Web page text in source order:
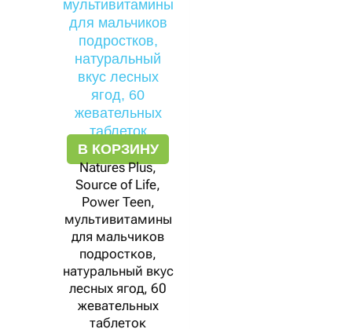
В КОРЗИНУ
Natures Plus,
Source of Life,
Power Teen,
мультивитамины
для мальчиков
подростков,
натуральный вкус
лесных ягод, 60
жевательных
таблеток